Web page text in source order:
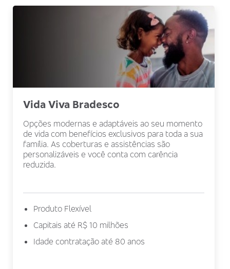
Vida Viva Bradesco
Opções modernas e adaptáveis ao seu momento
de vida com benefícios exclusivos para toda a sua
família. As coberturas e assistências são
personalizáveis e você conta com carência
reduzida.
Produto Flexível
Capitais até R$ 10 milhões
Idade contratação até 80 anos